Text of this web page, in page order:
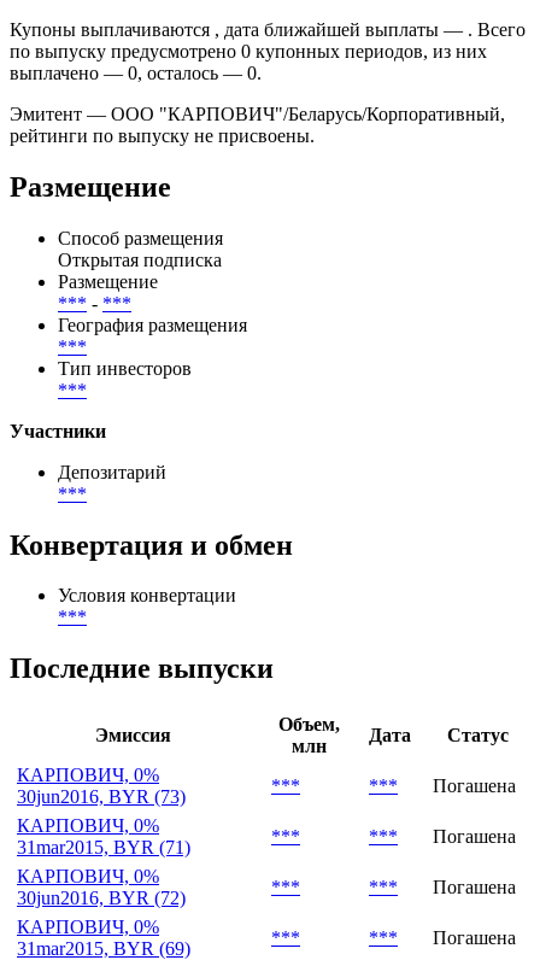
Купоны выплачиваются , дата ближайшей выплаты — . Всего
по выпуску предусмотрено 0 купонных периодов, из них
выплачено — 0, осталось — 0.
Эмитент — ООО "КАРПОВИЧ"/Беларусь/Корпоративный,
рейтинги по выпуску не присвоены.
Размещение
Способ размещения
Открытая подписка
Размещение
*** - ***
География размещения
***
Тип инвесторов
***
Участники
Депозитарий
***
Конвертация и обмен
Условия конвертации
***
Последние выпуски
Эмиссия
Объем,
млн
Дата
Статус
КАРПОВИЧ, 0%
30jun2016, BYR (73)
*** ***
Погашена
КАРПОВИЧ, 0%
31mar2015, BYR (71)
*** ***
Погашена
КАРПОВИЧ, 0%
30jun2016, BYR (72)
*** ***
Погашена
КАРПОВИЧ, 0%
31mar2015, BYR (69)
*** ***
Погашена